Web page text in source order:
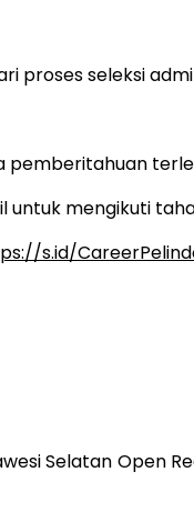
proses seleksi
mengikuti
s.id/
Selatan Open